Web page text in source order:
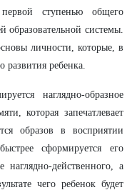
первой ступенью общего
образовательной системы.
личности, которые, в
развития ребенка.
наглядно-образное
которая запечатлевает
образов в восприятии
сформируется его
действенного, а
чего ребенок будет